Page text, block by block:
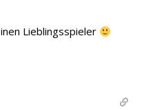
Lieblingsspieler